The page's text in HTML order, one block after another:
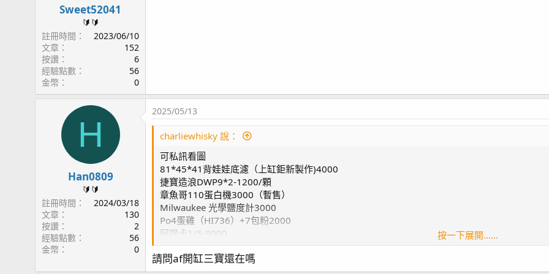
Sweet52041
🔰🔰
註冊時間
2023/06/10
文章
152
按讚
6
經驗點數
56
金幣
0
H
Han0809
🔰🔰
註冊時間
2024/03/18
文章
130
按讚
2
經驗點數
56
金幣
0
2025/05/13
charliewhisky 說：
可私訊看圖
81*45*41背娃娃底濾（上缸鉅新製作)4000
捷寶造浪DWP9*2-1200/顆
章魚哥110蛋白機3000（暫售）
Milwaukee 光學鹽度計3000
Po4蛋雞（HI736）+7包粉2000
阿提卡1/5-9000
Dosetronic （一頭滴定故障）4000
A+D一起帶15000
按一下展開……
請問af開缸三寶還在嗎